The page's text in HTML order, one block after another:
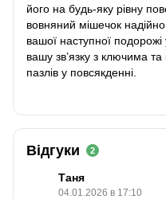
його на будь-яку рівну
вовняний мішечок
вашої наступної
вашу зв’язку з ключима
пазлів у повсякденні.
Відгуки 2
Таня
04.01.2026 в 17:10